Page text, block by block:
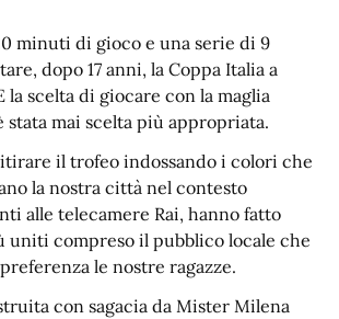
minuti di gioco e una serie di 9
dopo 17 anni, la Coppa Italia a
la scelta di giocare con la maglia
stata mai scelta più appropriata.
il trofeo indossando i colori che
la nostra città nel contesto
alle telecamere Rai, hanno fatto
compreso il pubblico locale che
le nostre ragazze.
con sagacia da Mister Milena